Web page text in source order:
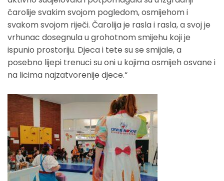
čarolije svakim svojom pogledom, osmijehom i
svakom svojom riječi. Čarolija je rasla i rasla, a svoj je
vrhunac dosegnula u grohotnom smijehu koji je
ispunio prostoriju. Djeca i tete su se smijale, a
posebno lijepi trenuci su oni u kojima osmijeh osvane i
na licima najzatvorenije djece.“